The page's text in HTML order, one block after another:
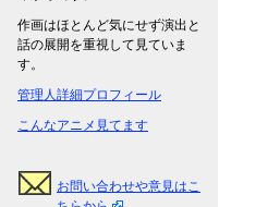
作画はほとんど気にせず演出と
話の展開を重視して見ていま
す。
管理人詳細プロフィール
こんなアニメ見てます
お問い合わせや意見はこ